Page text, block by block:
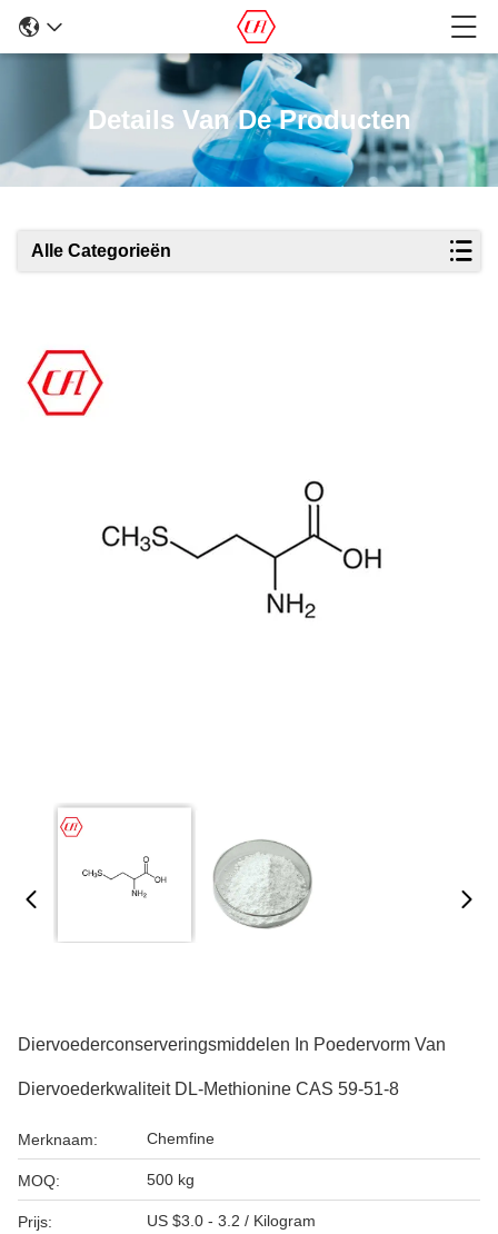
Details Van De Producten
Alle Categorieën
Diervoederconserveringsmiddelen In Poedervorm Van
Diervoederkwaliteit DL-Methionine CAS 59-51-8
Merknaam: Chemfine
MOQ: 500 kg
Prijs: US $3.0 - 3.2 / Kilogram